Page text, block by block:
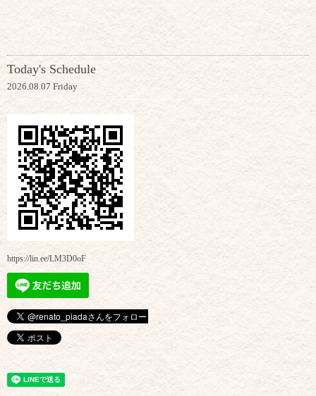
Today's Schedule
2026.08.07 Friday
https://lin.ee/LM3D0oF